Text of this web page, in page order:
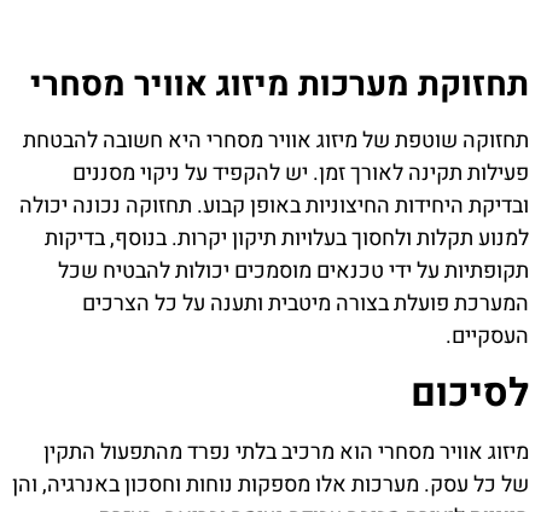
תחזוקת מערכות מיזוג אוויר מסחרי
תחזוקה שוטפת שלמיזוג אוויר מסחריהיא חשובה להבטחת
פעילות תקינה לאורך זמן. יש להקפיד על ניקוי מסננים
ובדיקת היחידות החיצוניות באופן קבוע. תחזוקה נכונה יכולה
למנוע תקלות ולחסוך בעלויות תיקון יקרות. בנוסף, בדיקות
תקופתיות על ידי טכנאים מוסמכים יכולות להבטיח שכל
המערכת פועלת בצורה מיטבית ותענה על כל הצרכים
העסקיים.
לסיכום
מיזוג אוויר מסחריהוא מרכיב בלתי נפרד מהתפעול התקין
של כל עסק. מערכות אלו מספקות נוחות וחסכון באנרגיה, והן